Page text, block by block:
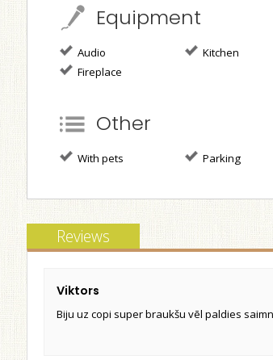
Equipment
Audio Kitchen
Fireplace
Other
With pets Parking
Reviews
Viktors
Biju uz copi super braukšu vēl paldies